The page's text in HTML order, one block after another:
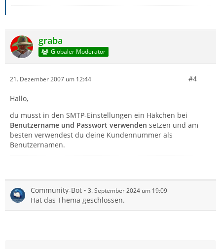
graba
Globaler Moderator
21. Dezember 2007 um 12:44 #4
Hallo,
du musst in den SMTP-Einstellungen ein Häkchen bei
Benutzername und Passwort verwenden setzen und am
besten verwendest du deine Kundennummer als
Benutzernamen.
Community-Bot 3. September 2024 um 19:09
Hat das Thema geschlossen.